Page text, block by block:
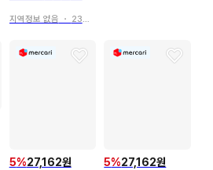
지역정보 없음 ・ 23분 전
5%27,162원 5%27,162원